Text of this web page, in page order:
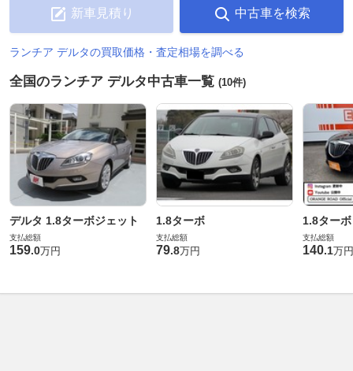
新車見積り 中古車を検索
ランチア デルタの買取価格・査定相場を調べる
全国のランチア デルタ中古車一覧 (10件)
デルタ 1.8ターボジェット
支払総額
159.0万円
1.8ターボ
支払総額
79.8万円
1.8ターボ
支払総額
140.1万円